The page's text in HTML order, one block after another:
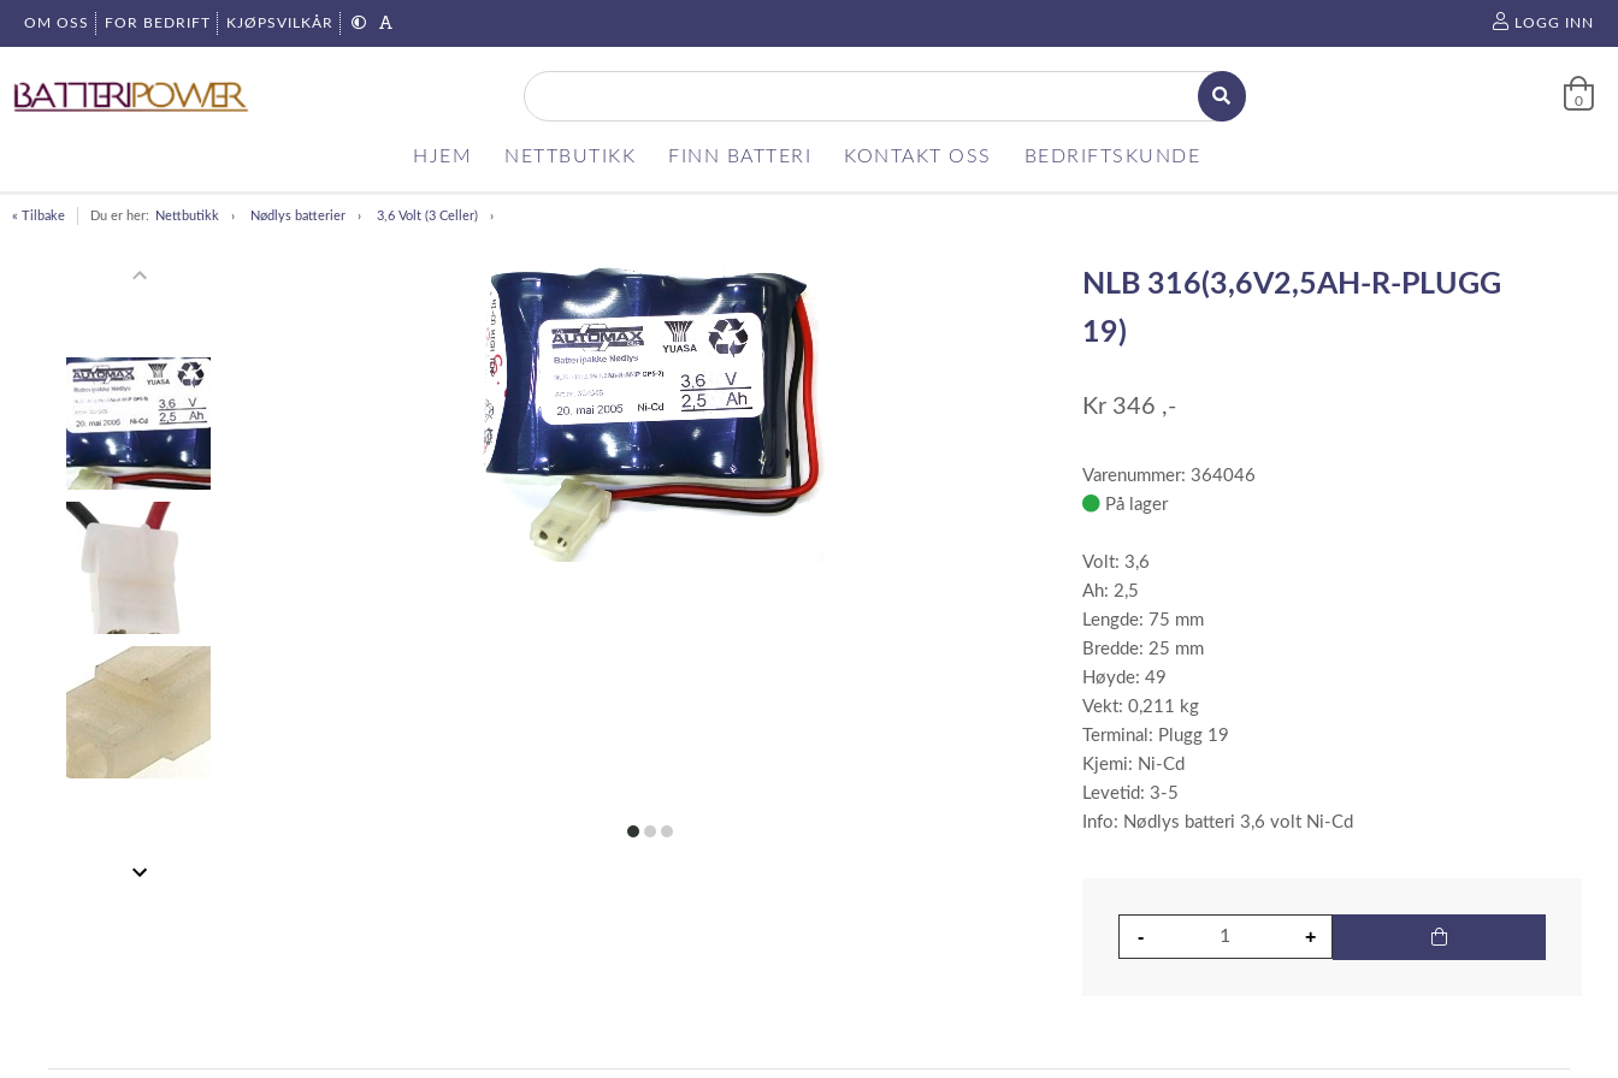
OM OSS FOR BEDRIFT KJØPSVILKÅR LOGG INN
0
HJEM NETTBUTIKK FINN BATTERI KONTAKT OSS BEDRIFTSKUNDE
« Tilbake Du er her: Nettbutikk Nødlys batterier 3,6 Volt (3 Celler)
itemitemitem
NLB 316(3,6V2,5AH-R-PLUGG
19)
Kr 346 ,-
Varenummer: 364046
På lager
Volt: 3,6
Ah: 2,5
Lengde: 75 mm
Bredde: 25 mm
Høyde: 49
Vekt: 0,211 kg
Terminal: Plugg 19
Kjemi: Ni-Cd
Levetid: 3-5
Info: Nødlys batteri 3,6 volt Ni-Cd